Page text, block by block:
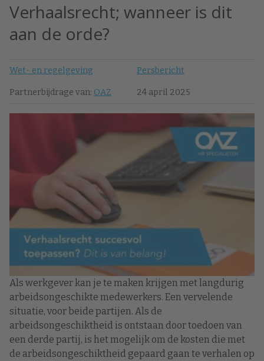
Verhaalsrecht; wanneer is dit
aan de orde?
Wet- en regelgeving Persbericht
Partnerbijdrage van: OAZ 24 april 2025
Als werkgever kan je te maken krijgen met langdurig
arbeidsongeschikte medewerkers. Een vervelende
situatie, voor beide partijen. Als de
arbeidsongeschiktheid is ontstaan door toedoen van
een derde partij, is het mogelijk om de kosten die met
de arbeidsongeschiktheid gepaard gaan te verhalen op